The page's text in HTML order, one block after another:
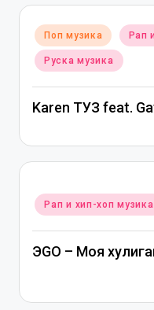
Posted
in
Поп музика Рап
Руска музика
Karen ТУЗ feat.
Posted
in
Рап и хип-хоп музика
ЭGO – Моя